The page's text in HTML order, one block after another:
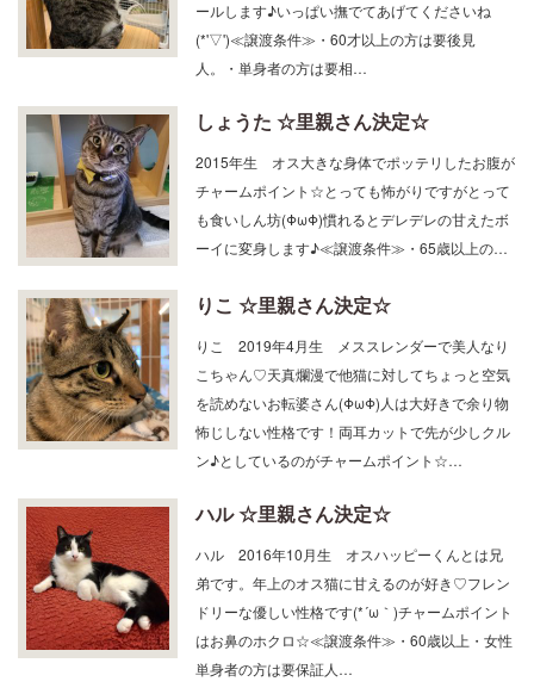
ールします♪いっぱい撫でてあげてくださいね
(*'▽')≪譲渡条件≫・60才以上の方は要後見
人。・単身者の方は要相…
しょうた ☆里親さん決定☆
2015年生 オス大きな身体でポッテリしたお腹が
チャームポイント☆とっても怖がりですがとって
も食いしん坊(ΦωΦ)慣れるとデレデレの甘えたボ
ーイに変身します♪≪譲渡条件≫・65歳以上の…
りこ ☆里親さん決定☆
りこ 2019年4月生 メススレンダーで美人なり
こちゃん♡天真爛漫で他猫に対してちょっと空気
を読めないお転婆さん(ΦωΦ)人は大好きで余り物
怖じしない性格です！両耳カットで先が少しクル
ン♪としているのがチャームポイント☆…
ハル ☆里親さん決定☆
ハル 2016年10月生 オスハッピーくんとは兄
弟です。年上のオス猫に甘えるのが好き♡フレン
ドリーな優しい性格です(*´ω｀)チャームポイント
はお鼻のホクロ☆≪譲渡条件≫・60歳以上・女性
単身者の方は要保証人…